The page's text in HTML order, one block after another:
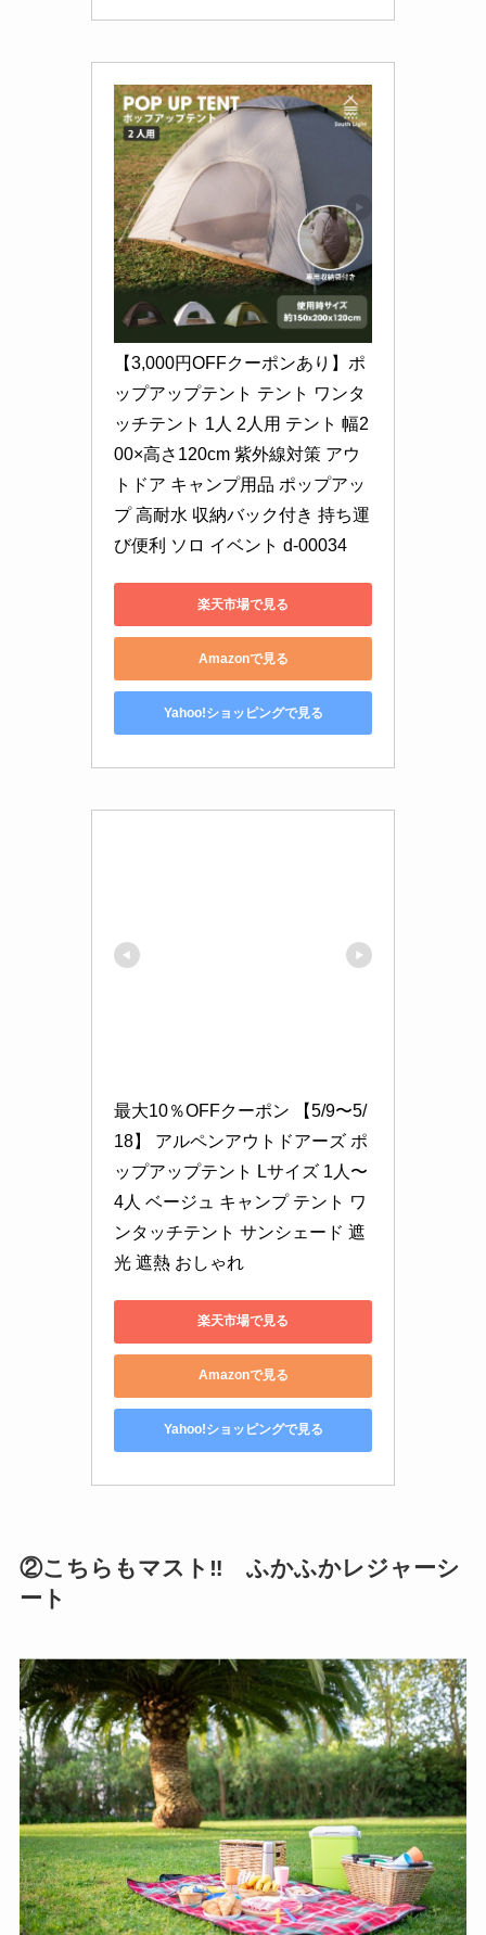
【3,000円OFFクーポンあり】ポ
ップアップテント テント ワンタ
ッチテント 1人 2人用 テント 幅2
00×高さ120cm 紫外線対策 アウ
トドア キャンプ用品 ポップアッ
プ 高耐水 収納バック付き 持ち運
び便利 ソロ イベント d-00034
楽天市場で見る
Amazonで見る
Yahoo!ショッピングで見る
最大10％OFFクーポン 【5/9〜5/
18】 アルペンアウトドアーズ ポ
ップアップテント Lサイズ 1人〜
4人 ベージュ キャンプ テント ワ
ンタッチテント サンシェード 遮
光 遮熱 おしゃれ
楽天市場で見る
Amazonで見る
Yahoo!ショッピングで見る
②こちらもマスト‼ ふかふかレジャーシ
ート